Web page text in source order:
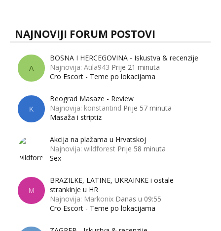
NAJNOVIJI FORUM POSTOVI
A
BOSNA I HERCEGOVINA - Iskustva & recenzije
Najnovija: Atila943 Prije 21 minuta
Cro Escort - Teme po lokacijama
K
Beograd Masaze - Review
Najnovija: konstantind Prije 57 minuta
Masaža i striptiz
Akcija na plažama u Hrvatskoj
Najnovija: wildforest Prije 58 minuta
Sex
M
BRAZILKE, LATINE, UKRAINKE i ostale
strankinje u HR
Najnovija: Markonix Danas u 09:55
Cro Escort - Teme po lokacijama